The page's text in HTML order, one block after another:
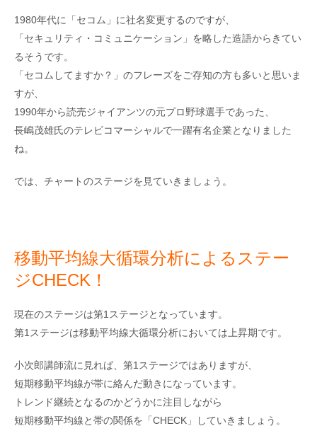
1980年代に「セコム」に社名変更するのですが、
「セキュリティ・コミュニケーション」を略した造語からきてい
るそうです。
「セコムしてますか？」のフレーズをご存知の方も多いと思いま
すが、
1990年から読売ジャイアンツの元プロ野球選手であった、
長嶋茂雄氏のテレビコマーシャルで一躍有名企業となりました
ね。
では、チャートのステージを見ていきましょう。
移動平均線大循環分析によるステー
ジCHECK！
現在のステージは第1ステージとなっています。
第1ステージは移動平均線大循環分析においては上昇期です。
小次郎講師流に見れば、第1ステージではありますが、
短期移動平均線が帯に絡んだ動きになっています。
トレンド継続となるのかどうかに注目しながら
短期移動平均線と帯の関係を「CHECK」していきましょう。